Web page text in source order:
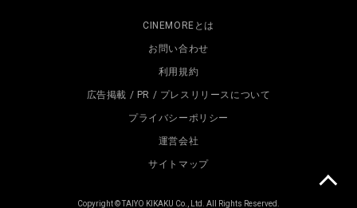
CINEMOREとは
お問い合わせ
利用規約
広告掲載 / PR / プレスリリースについて
プライバシーポリシー
運営会社
サイトマップ
Copyright © TAIYO KIKAKU Co., Ltd. All Rights Reserved.